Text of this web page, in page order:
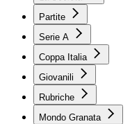
Partite
Serie A
Coppa Italia
Giovanili
Rubriche
Mondo Granata